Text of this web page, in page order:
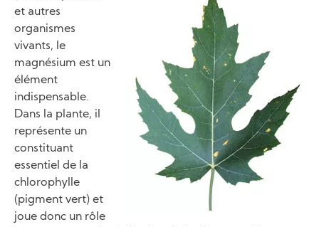
et autres
organismes
vivants, le
magnésium est un
élément
indispensable.
Dans la plante, il
représente un
constituant
essentiel de la
chlorophylle
(pigment vert) et
joue donc un rôle